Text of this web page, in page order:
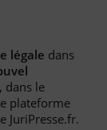
Légales
légale dans
, dans le
plateforme
JuriPresse.fr.